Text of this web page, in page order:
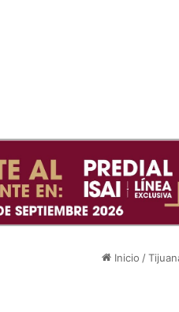
Inicio /